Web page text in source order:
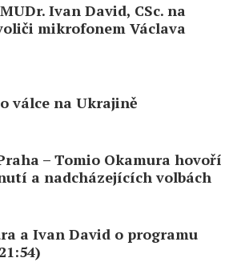
Ivan David, CSc. na
mikrofonem Václava
válce na Ukrajině
– Tomio Okamura hovoří
a nadcházejících volbách
a Ivan David o programu